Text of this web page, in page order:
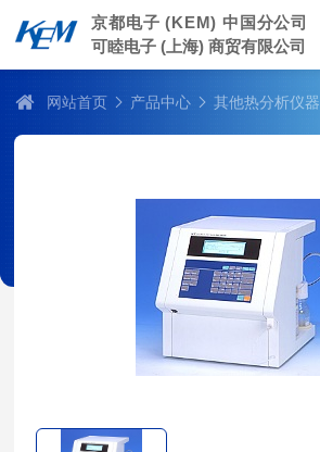
京都电子 (KEM) 中国分公司
可睦电子 (上海) 商贸有限公司
网站首页 产品中心 其他热分析仪器